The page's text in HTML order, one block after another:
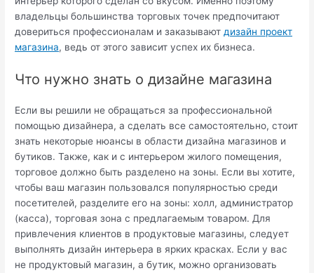
владельцы большинства торговых точек предпочитают
довериться профессионалам и заказывают дизайн проект
магазина, ведь от этого зависит успех их бизнеса.
Что нужно знать о дизайне магазина
Если вы решили не обращаться за профессиональной
помощью дизайнера, а сделать все самостоятельно, стоит
знать некоторые нюансы в области дизайна магазинов и
бутиков. Также, как и с интерьером жилого помещения,
торговое должно быть разделено на зоны. Если вы хотите,
чтобы ваш магазин пользовался популярностью среди
посетителей, разделите его на зоны: холл, администратор
(касса), торговая зона с предлагаемым товаром. Для
привлечения клиентов в продуктовые магазины, следует
выполнять дизайн интерьера в ярких красках. Если у вас
не продуктовый магазин, а бутик, можно организовать